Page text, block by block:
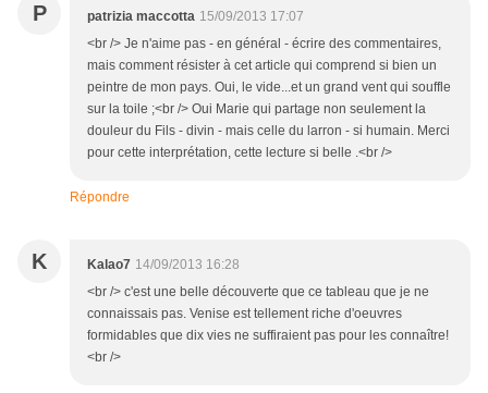
P patrizia maccotta 15/09/2013 17:07
<br /> Je n'aime pas - en général - écrire des commentaires,
mais comment résister à cet article qui comprend si bien un
peintre de mon pays. Oui, le vide...et un grand vent qui souffle
sur la toile ;<br /> Oui Marie qui partage non seulement la
douleur du Fils - divin - mais celle du larron - si humain. Merci
pour cette interprétation, cette lecture si belle .<br />
Répondre
K Kalao7 14/09/2013 16:28
<br /> c'est une belle découverte que ce tableau que je ne
connaissais pas. Venise est tellement riche d'oeuvres
formidables que dix vies ne suffiraient pas pour les connaître!
<br />